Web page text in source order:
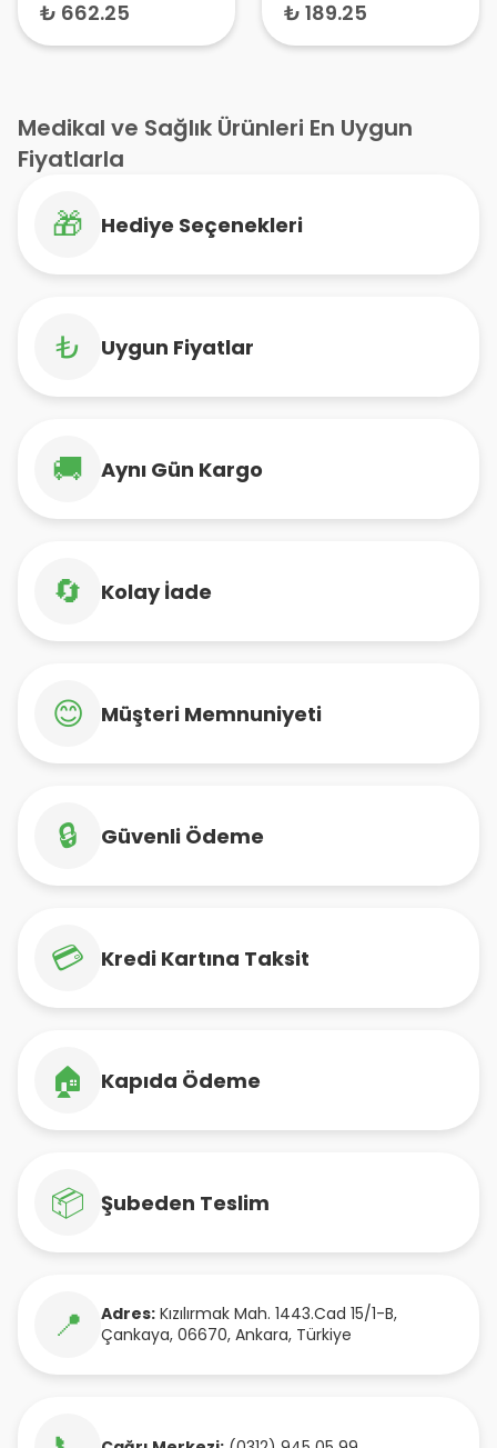
Aleti – Tansiyon
₺ 662.25 ₺ 189.25
Medikal ve Sağlık Ürünleri En Uygun
Fiyatlarla
🎁 Hediye Seçenekleri
₺ Uygun Fiyatlar
🚚 Aynı Gün Kargo
🔄 Kolay İade
😊 Müşteri Memnuniyeti
🔒 Güvenli Ödeme
💳 Kredi Kartına Taksit
🏠 Kapıda Ödeme
📦 Şubeden Teslim
📍 Adres: Kızılırmak Mah. 1443.Cad 15/1-B,
Çankaya, 06670, Ankara, Türkiye